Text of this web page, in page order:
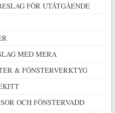
FÖR UTÅTGÅENDE
MED MERA
& FÖNSTERVERKTYG
OCH FÖNSTERVADD